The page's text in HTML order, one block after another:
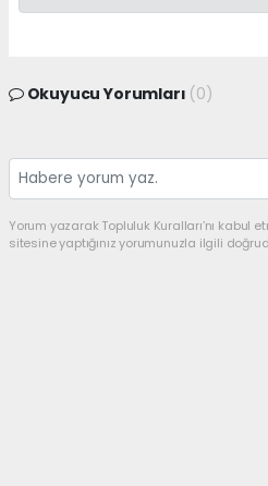
Okuyucu Yorumları (0)
Yorum yazarak Topluluk Kuralları’nı kabul
sitesine yaptığınız yorumunuzla ilgili